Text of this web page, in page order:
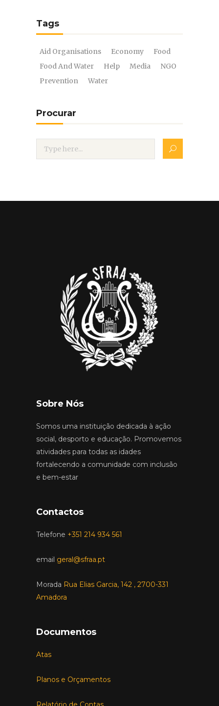
Tags
Aid Organisations Economy
Food
Food And Water
Help Media
NGO
Prevention
Water
Procurar
Sobre Nós
Somos uma instituição dedicada à ação
social, desporto e educação. Promovemos
atividades para todas as idades
fortalecendo a comunidade com inclusão
e bem-estar
Contactos
Telefone +351 214 934 561
email geral@sfraa.pt
Morada Rua Elias Garcia, 142 , 2700-331
Amadora
Documentos
Atas
Planos e Orçamentos